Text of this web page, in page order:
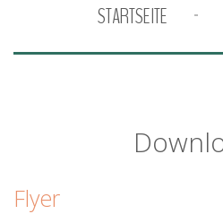
STARTSEITE
Flyer